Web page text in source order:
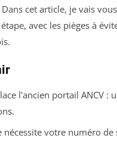
cet article, je vais
avec les pièges à
l'ancien portail ANCV
nécessite votre numéro